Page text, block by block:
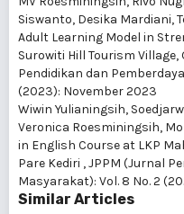
Siswanto, Desika Mardiani,
Adult Learning Model in
Surowiti Hill Tourism Village,
Pendidikan dan
(2023): November 2023
Wiwin Yulianingsih,
Veronica Roesminingsih,
in English Course at LKP
Pare Kediri ,JPPM (Jurnal
Masyarakat): Vol. 8 No. 2
Similar Articles